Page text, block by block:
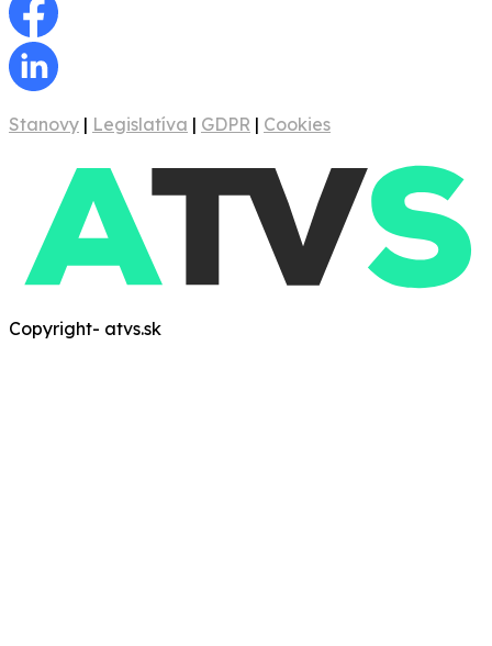
Stanovy | Legislatíva | GDPR | Cookies
Copyright- atvs.sk